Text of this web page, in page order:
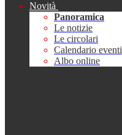
Novità
Panoramica
Le notizie
Le circolari
Calendario eventi
Albo online